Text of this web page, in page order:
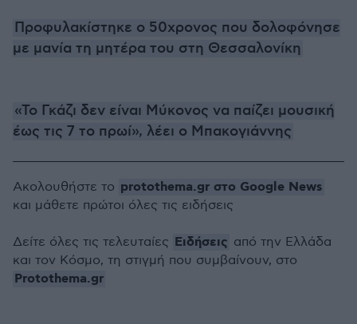
Προφυλακίστηκε ο 50χρονος που δολοφόνησε
με μανία τη μητέρα του στη Θεσσαλονίκη
«Το Γκάζι δεν είναι Μύκονος να παίζει μουσική
έως τις 7 το πρωί», λέει ο Μπακογιάννης
Ακολουθήστε το protothema.gr στο Google News
και μάθετε πρώτοι όλες τις ειδήσεις
Δείτε όλες τις τελευταίες Ειδήσεις από την Ελλάδα
και τον Κόσμο, τη στιγμή που συμβαίνουν, στο
Protothema.gr